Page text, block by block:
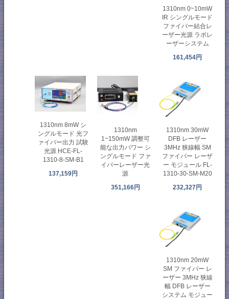
1310nm 0~10mW
IR シングルモード
ファイバー結合レ
ーザー光源 ラボレ
ーザーシステム
161,454円
1310nm 8mW シ
ングルモード 光フ
ァイバー出力 試験
光源 HCE-FL-
1310-8-SM-B1
137,159円
1310nm
1~150mW 調整可
能な出力パワー シ
ングルモード ファ
イバーレーザー光
源
351,166円
1310nm 30mW
DFB レーザー
3MHz 狭線幅 SM
ファイバー レーザ
ー モジュール FL-
1310-30-SM-M20
232,327円
1310nm 20mW
SM ファイバー レ
ーザー 3MHz 狭線
幅 DFB レーザー
システム モジュー